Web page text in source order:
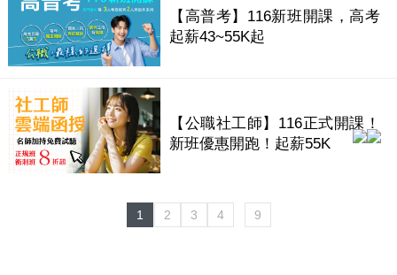
【高普考】116新班開課，高考
起薪43~55K起
【公職社工師】116正式開課！
新班優惠開跑！起薪55K
1 2 3 4 9